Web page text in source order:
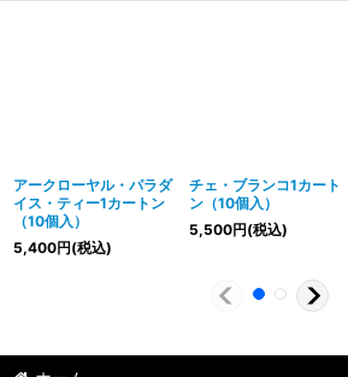
アークローヤル・パラダ
イス・ティー1カートン
（10個入）
5,400円(税込)
チェ・ブランコ1カート
ン（10個入）
5,500円(税込)